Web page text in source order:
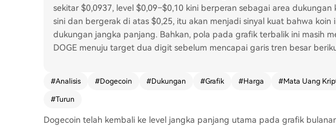
sekitar $0,0937, level $0,09–$0,10 kini berperan sebagai area dukungan
sini dan bergerak di atas $0,25, itu akan menjadi sinyal kuat bahwa
dukungan jangka panjang. Bahkan, pola pada grafik terbalik ini masih
DOGE menuju target dua digit sebelum mencapai garis tren besar
#Analisis #Dogecoin #Dukungan #Grafik #Harga #Mata Uang
#Turun
Dogecoin telah kembali ke level jangka panjang utama pada grafik